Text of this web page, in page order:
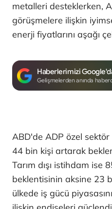
metalleri desteklerken,
görüşmelere ilişkin
enerji fiyatlarını aşağı
Haberlerimizi
Gelişmelerden anında
ABD'de ADP özel
44 bin kişi artarak
Tarım dışı istihdam ise
beklentisinin aksine 23
ülkede iş gücü